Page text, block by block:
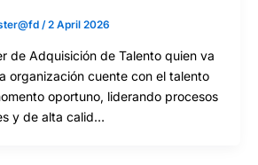
/2 April 2026
de Adquisición de Talento quien va
organización cuente con el talento
oportuno, liderando procesos
y de alta calid…